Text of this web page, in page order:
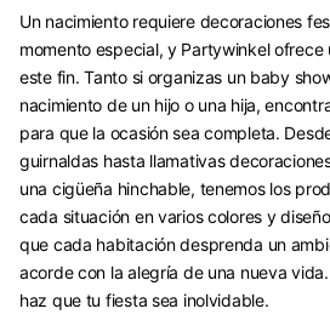
Un nacimiento requiere decoraciones
momento especial, y Partywinkel ofrece
este fin. Tanto si organizas un baby
nacimiento de un hijo o una hija,
para que la ocasión sea completa.
guirnaldas hasta llamativas
una cigüeña hinchable, tenemos los
cada situación en varios colores y
que cada habitación desprenda un
acorde con la alegría de una nueva
haz que tu fiesta sea inolvidable.